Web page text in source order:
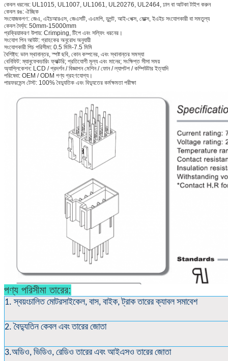
কেবল ধরনের: UL1015, UL1007, UL1061, UL20276, UL2464, ঢাল বা আটকা টাইপ করুন
কেবল রঙ: ঐচ্ছিক
সংযোজকগণ: জেএ, এইচআরএস, জেএসটি, এএমপি, ডুপন্ট, আই-পেক্স, মোল্ক্স, ইএইচ সংযোগকারী বা সমতুল্য
কেবল দৈর্ঘ্য: 50mm-15000mm
প্রক্রিয়াকরণ উপায়: Crimping, টিপে এবং সল্ফিং ধরনের।
সংযোগ পিন আউট: গ্রাহকের অনুরোধ অনুযায়ী
সংযোগকারী পিচ পরিসীমা: 0.5 মিমি-7.5 মিমি
বৈশিষ্ট্য: ভাল স্থানান্তর, স্পষ্ট ছবি, কোন কম্পনের, এবং স্থানান্তর সমস্যা
বেনিফিট: ম্যানুফেকচারিং ফ্যাক্টরি; প্রতিযোগী মূল্য এবং মানের; সংক্ষিপ্ত সীসা সময়
অ্যাপ্লিকেশন: LCD / প্রদর্শন / বিজ্ঞাপন মেশিন / ফোন / ল্যাপটপ / কম্পিউটার ইত্যাদি
পরিষেবা: OEM / ODM পণ্য গ্রহণযোগ্য।
পারফরমেন্স টেস্ট: 100% বৈদ্যুতিক এবং বিদ্যুতের কর্মক্ষমতা পরীক্ষা
পণ্য পরিসীমা তারের:
1. স্বয়ংচালিত মোটরসাইকেল, বাস, বাইক, ট্রাক তারের ক্যাবল সমাবেশ
2. বৈদ্যুতিন কেবল এবং তারের জোতা
3.অডিও, ভিডিও, রেডিও তারের এবং আইএসও তারের জোতা